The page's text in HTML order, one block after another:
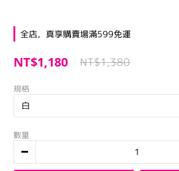
全店，真享購賣場滿599免運
NT$1,180 NT$1,380
規格
數量